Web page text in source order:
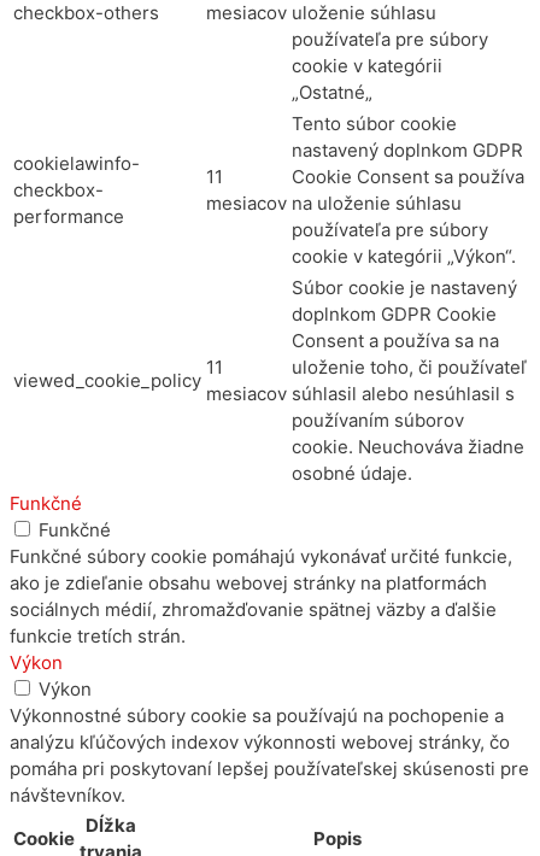
checkbox-others
mesiacov uloženie súhlasu
používateľa pre súbory
cookie v kategórii
„Ostatné„
cookielawinfo-
checkbox-
performance
11
mesiacov
Tento súbor cookie
nastavený doplnkom GDPR
Cookie Consent sa používa
na uloženie súhlasu
používateľa pre súbory
cookie v kategórii „Výkon“.
viewed_cookie_policy
11
mesiacov
Súbor cookie je nastavený
doplnkom GDPR Cookie
Consent a používa sa na
uloženie toho, či používateľ
súhlasil alebo nesúhlasil s
používaním súborov
cookie. Neuchováva žiadne
osobné údaje.
Funkčné
Funkčné
Funkčné súbory cookie pomáhajú vykonávať určité funkcie,
ako je zdieľanie obsahu webovej stránky na platformách
sociálnych médií, zhromažďovanie spätnej väzby a ďalšie
funkcie tretích strán.
Výkon
Výkon
Výkonnostné súbory cookie sa používajú na pochopenie a
analýzu kľúčových indexov výkonnosti webovej stránky, čo
pomáha pri poskytovaní lepšej používateľskej skúsenosti pre
návštevníkov.
Cookie
Dĺžka
Popis